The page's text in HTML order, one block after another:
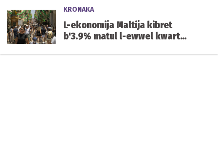
KRONAKA
L-ekonomija Maltija kibret
b'3.9% matul l-ewwel kwart